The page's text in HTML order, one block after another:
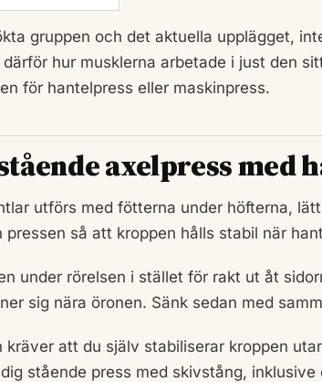
gruppen och det aktuella upplägget,
hur musklerna arbetade i just den
för hantelpress eller maskinpress.
axelpress med
utförs med fötterna under höfterna,
så att kroppen hålls stabil när
under rörelsen i stället för rakt ut åt
sig nära öronen. Sänk sedan med
kräver att du själv stabiliserar kroppen
stående press med skivstång,